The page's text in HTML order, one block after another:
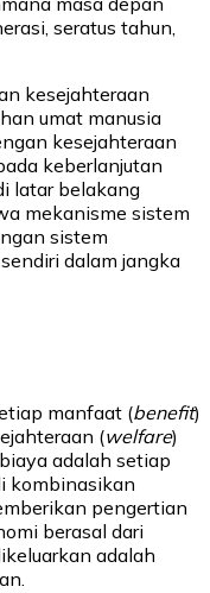
seratus tahun,
kesejahteraan
umat manusia
kesejahteraan
keberlanjutan
latar belakang
mekanisme sistem
sistem
dalam jangka
manfaat (benefit)
(welfare)
adalah setiap
kombinasikan
pengertian
berasal dari
adalah